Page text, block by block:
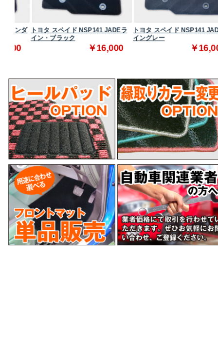
トヨタ スペイド NSP141 JADEラ
イン・ブラック
￥16,000
トヨタ スペイド NSP141 JADEラ
イングレー
￥16,000